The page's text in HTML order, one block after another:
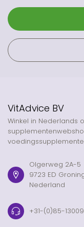
VitAdvice BV
Winkel in Nederlands
Olgerweg 2A-5
9723 ED
Nederland
+31-(0)85-